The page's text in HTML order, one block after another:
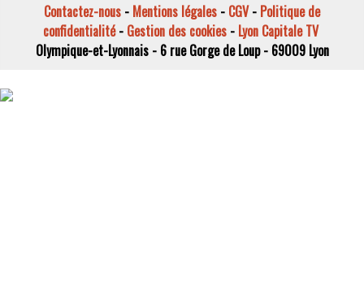
Contactez-nous - Mentions légales - CGV- Politique de
confidentialité- Gestion des cookies- Lyon Capitale TV
Olympique-et-Lyonnais - 6 rue Gorge de Loup - 69009 Lyon